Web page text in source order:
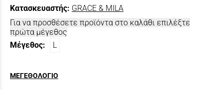
Κατασκευαστής: GRACE & MILA
Για να προσθέσετε προϊόντα στο καλάθι επιλέξτε
πρώτα μέγεθος
Μέγεθος:
L
ΜΕΓΕΘΟΛΟΓΙΟ